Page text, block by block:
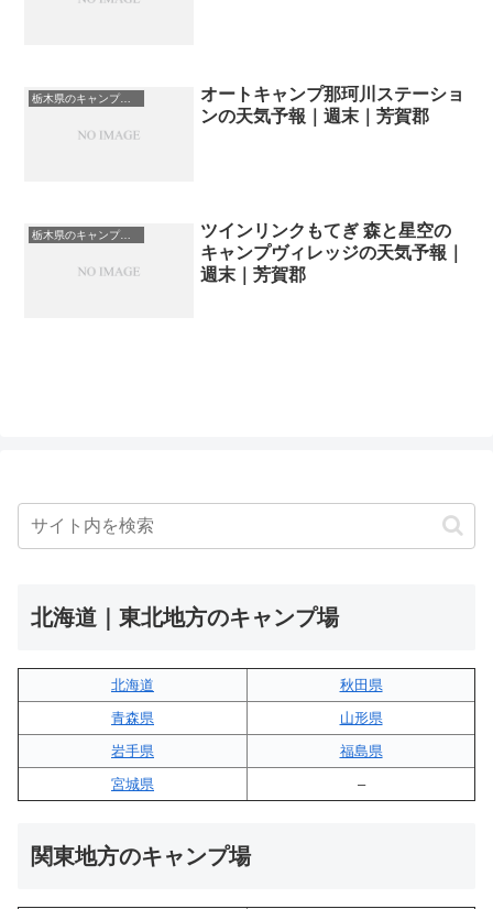
栃木県のキャンプ場一覧
オートキャンプ那珂川ステーショ
ンの天気予報｜週末｜芳賀郡
栃木県のキャンプ場一覧
ツインリンクもてぎ 森と星空の
キャンプヴィレッジの天気予報｜
週末｜芳賀郡
北海道｜東北地方のキャンプ場
北海道
秋田県
青森県
山形県
岩手県
福島県
宮城県
–
関東地方のキャンプ場